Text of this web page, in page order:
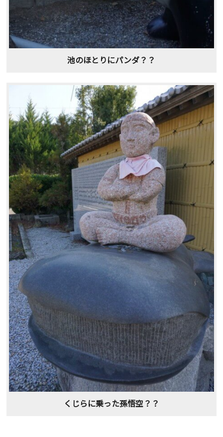
池のほとりにパンダ？？
くじらに乗った孫悟空？？